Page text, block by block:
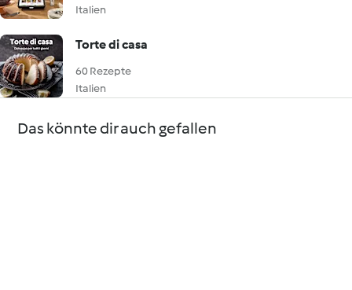
Italien
Torte di casa
60 Rezepte
Italien
Das könnte dir auch gefallen